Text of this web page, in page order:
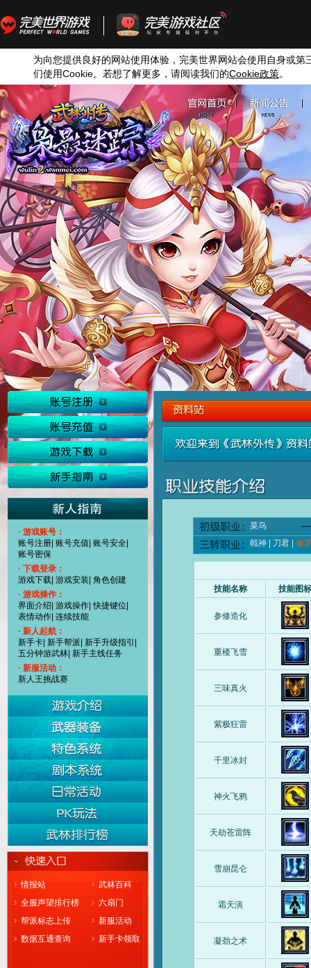
为向您提供良好的网站使用体验，完美世界网站会使用自身或第
们使用Cookie。若想了解更多，请阅读我们的Cookie政策。
· 游戏账号：
账号注册 账号充值 账号安全
账号密保
· 下载登录：
游戏下载 游戏安装 角色创建
· 游戏操作：
界面介绍 游戏操作 |快捷键位
表情动作 连续技能
· 新人起航：
新手卡 新手帮派 新手升级指引
五分钟游武林 新手主线任务
· 新服活动：
新人王挑战赛
情报站
武林百科
全服声望排行榜
六扇门
帮派标志上传
新服活动
数据互通查询
新手卡领取
菜鸟
戟神| 刀君| 修
技能名称 技能图标
参修造化
重楼飞雪
三味真火
紫极狂雷
千里冰封
神火飞鸦
天劫苍雷阵
雪崩昆仑
霜天演
凝劲之术